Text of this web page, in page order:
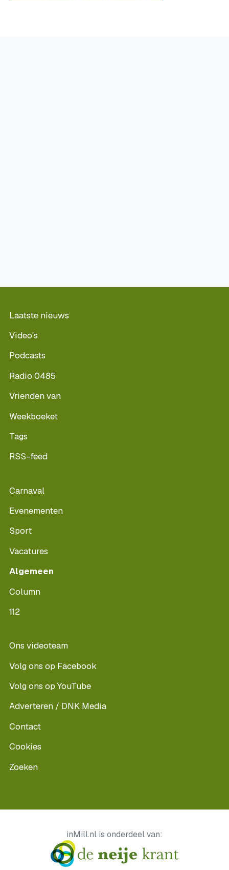
Laatste nieuws
Video's
Podcasts
Radio 0485
Vrienden van
Weekboeket
Tags
RSS-feed
Carnaval
Evenementen
Sport
Vacatures
Algemeen
Column
112
Ons videoteam
Volg ons op Facebook
Volg ons op YouTube
Adverteren / DNK Media
Contact
Cookies
Zoeken
inMill.nl is onderdeel van: